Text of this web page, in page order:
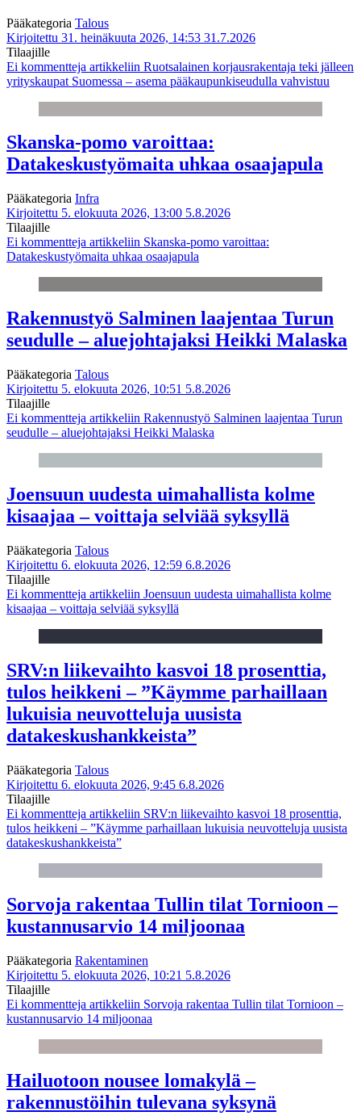
Pääkategoria Talous
Kirjoitettu 31. heinäkuuta 2026, 14:53 31.7.2026
Tilaajille
Ei kommentteja artikkeliin Ruotsalainen korjausrakentaja teki jälleen
yrityskaupat Suomessa – asema pääkaupunkiseudulla vahvistuu
Skanska-pomo varoittaa:
Datakeskustyömaita uhkaa osaajapula
Pääkategoria Infra
Kirjoitettu 5. elokuuta 2026, 13:00 5.8.2026
Tilaajille
Ei kommentteja artikkeliin Skanska-pomo varoittaa:
Datakeskustyömaita uhkaa osaajapula
Rakennustyö Salminen laajentaa Turun
seudulle – aluejohtajaksi Heikki Malaska
Pääkategoria Talous
Kirjoitettu 5. elokuuta 2026, 10:51 5.8.2026
Tilaajille
Ei kommentteja artikkeliin Rakennustyö Salminen laajentaa Turun
seudulle – aluejohtajaksi Heikki Malaska
Joensuun uudesta uimahallista kolme
kisaajaa – voittaja selviää syksyllä
Pääkategoria Talous
Kirjoitettu 6. elokuuta 2026, 12:59 6.8.2026
Tilaajille
Ei kommentteja artikkeliin Joensuun uudesta uimahallista kolme
kisaajaa – voittaja selviää syksyllä
SRV:n liikevaihto kasvoi 18 prosenttia,
tulos heikkeni – ”Käymme parhaillaan
lukuisia neuvotteluja uusista
datakeskushankkeista”
Pääkategoria Talous
Kirjoitettu 6. elokuuta 2026, 9:45 6.8.2026
Tilaajille
Ei kommentteja artikkeliin SRV:n liikevaihto kasvoi 18 prosenttia,
tulos heikkeni – ”Käymme parhaillaan lukuisia neuvotteluja uusista
datakeskushankkeista”
Sorvoja rakentaa Tullin tilat Tornioon –
kustannusarvio 14 miljoonaa
Pääkategoria Rakentaminen
Kirjoitettu 5. elokuuta 2026, 10:21 5.8.2026
Tilaajille
Ei kommentteja artikkeliin Sorvoja rakentaa Tullin tilat Tornioon –
kustannusarvio 14 miljoonaa
Hailuotoon nousee lomakylä –
rakennustöihin tulevana syksynä